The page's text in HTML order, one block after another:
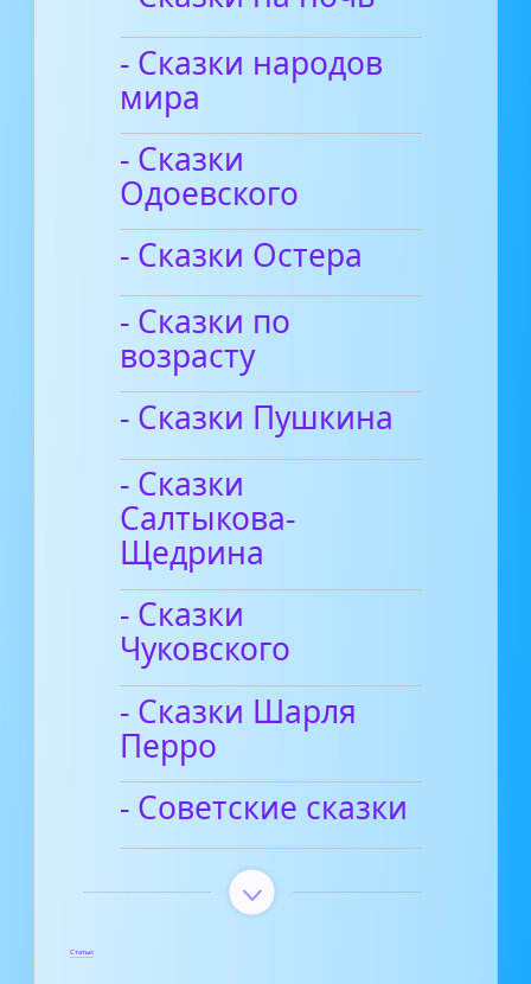
- Сказки народов
мира
- Сказки
Одоевского
- Сказки Остера
- Сказки по
возрасту
- Сказки Пушкина
- Сказки
Салтыкова-
Щедрина
- Сказки
Чуковского
- Сказки Шарля
Перро
- Советские сказки
Статьи